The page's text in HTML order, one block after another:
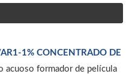
1% CONCENTRADO DE
acuoso formador de película